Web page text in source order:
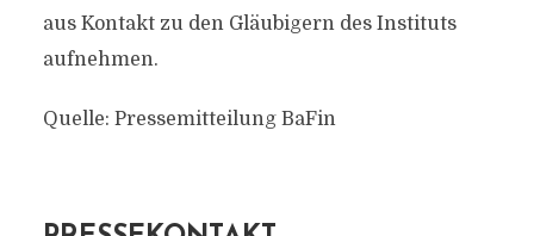
aus Kontakt zu den Gläubigern des Instituts
aufnehmen.
Quelle: Pressemitteilung BaFin